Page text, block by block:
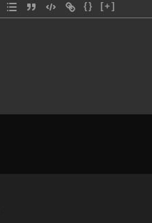
{} [+]